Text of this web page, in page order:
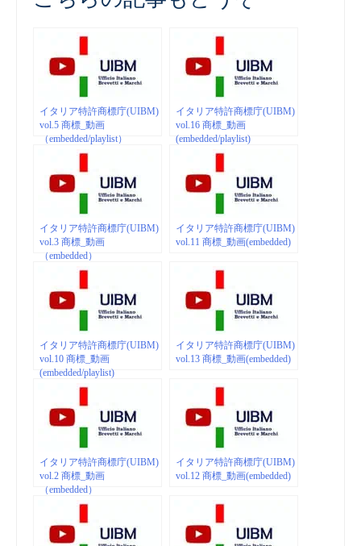
イタリア特許商標庁(UIBM)
vol.5 商標_動画
（embedded/playlist）
イタリア特許商標庁(UIBM)
vol.16 商標_動画
(embedded/playlist)
イタリア特許商標庁(UIBM)
vol.3 商標_動画
（embedded）
イタリア特許商標庁(UIBM)
vol.11 商標_動画(embedded)
イタリア特許商標庁(UIBM)
vol.10 商標_動画
(embedded/playlist)
イタリア特許商標庁(UIBM)
vol.13 商標_動画(embedded)
イタリア特許商標庁(UIBM)
vol.2 商標_動画
（embedded）
イタリア特許商標庁(UIBM)
vol.12 商標_動画(embedded)